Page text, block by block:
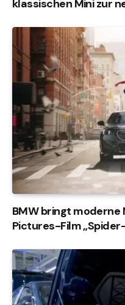
klassischen Mini zur
BMW bringt
Pictures-Film